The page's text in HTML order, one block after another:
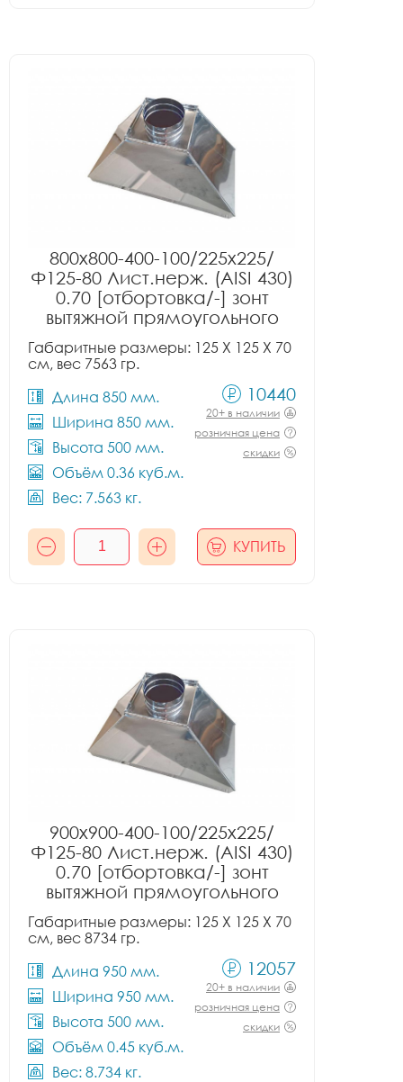
800x800-400-100/225x225/
Ф125-80 Лист.нерж. (AISI 430)
0.70 [отбортовка/-] зонт
вытяжной прямоугольного
Габаритные размеры: 125 X 125 X 70
см, вес 7563 гр.
Длина 850 мм.
Ширина 850 мм.
Высота 500 мм.
Объём 0.36 куб.м.
Вес: 7.563 кг.
10440
20+ в наличии
розничная цена
скидки
КУПИТЬ
900x900-400-100/225x225/
Ф125-80 Лист.нерж. (AISI 430)
0.70 [отбортовка/-] зонт
вытяжной прямоугольного
сечения тип 2
Габаритные размеры: 125 X 125 X 70
см, вес 8734 гр.
Длина 950 мм.
Ширина 950 мм.
Высота 500 мм.
Объём 0.45 куб.м.
Вес: 8.734 кг.
12057
20+ в наличии
розничная цена
скидки